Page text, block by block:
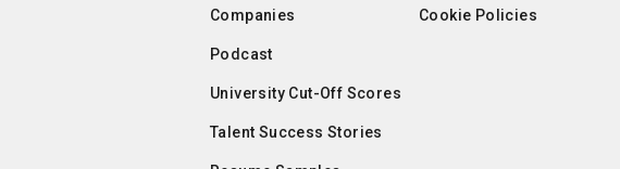
Companies
Podcast
University Cut-Off Scores
Talent Success Stories
Cookie Policies